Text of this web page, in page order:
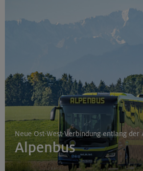
Neue Ost-West-Verbindung entlang der
Alpenbus